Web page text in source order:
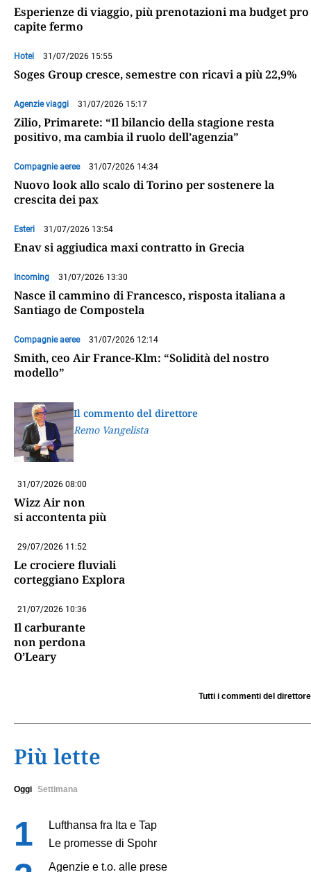
Esperienze di viaggio, più prenotazioni ma budget pro
capite fermo
Hotel 31/07/2026 15:55
Soges Group cresce, semestre con ricavi a più 22,9%
Agenzie viaggi 31/07/2026 15:17
Zilio, Primarete: “Il bilancio della stagione resta
positivo, ma cambia il ruolo dell’agenzia”
Compagnie aeree 31/07/2026 14:34
Nuovo look allo scalo di Torino per sostenere la
crescita dei pax
Esteri 31/07/2026 13:54
Enav si aggiudica maxi contratto in Grecia
Incoming 31/07/2026 13:30
Nasce il cammino di Francesco, risposta italiana a
Santiago de Compostela
Compagnie aeree 31/07/2026 12:14
Smith, ceo Air France-Klm: “Solidità del nostro
modello”
Il commento del direttore
Remo Vangelista
31/07/2026 08:00
Wizz Air non
si accontenta più
29/07/2026 11:52
Le crociere fluviali
corteggiano Explora
21/07/2026 10:36
Il carburante
non perdona
O’Leary
Tutti i commenti del direttore
Più lette
Oggi Settimana
Lufthansa fra Ita e Tap
Le promesse di Spohr
Agenzie e t.o. alle prese